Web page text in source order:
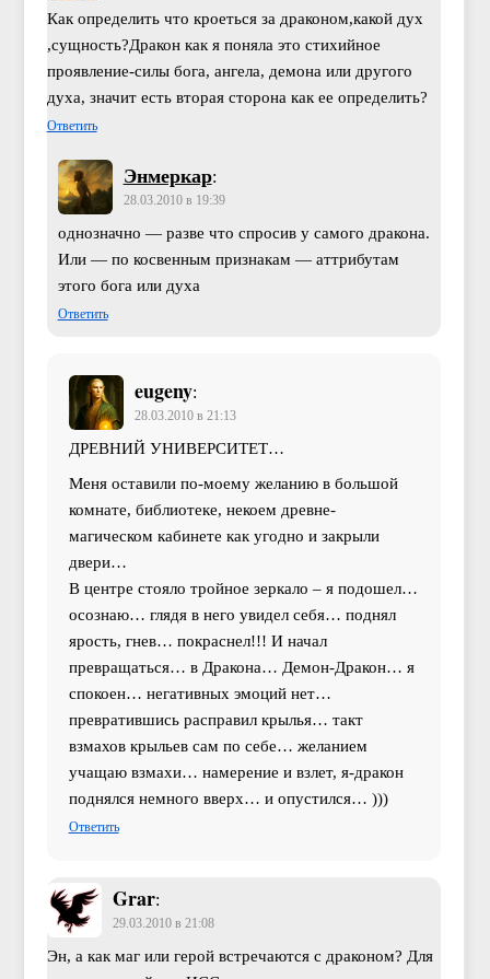
Как определить что кроеться за драконом,какой дух
,сущность?Дракон как я поняла это стихийное
проявление-силы бога, ангела, демона или другого
духа, значит есть вторая сторона как ее определить?
Ответить
Энмеркар:
28.03.2010 в 19:39
однозначно — разве что спросив у самого дракона.
Или — по косвенным признакам — аттрибутам
этого бога или духа
Ответить
eugeny:
28.03.2010 в 21:13
ДРЕВНИЙ УНИВЕРСИТЕТ…
Меня оставили по-моему желанию в большой
комнате, библиотеке, некоем древне-
магическом кабинете как угодно и закрыли
двери…
В центре стояло тройное зеркало – я подошел…
осознаю… глядя в него увидел себя… поднял
ярость, гнев… покраснел!!! И начал
превращаться… в Дракона… Демон-Дракон… я
спокоен… негативных эмоций нет…
превратившись расправил крылья… такт
взмахов крыльев сам по себе… желанием
учащаю взмахи… намерение и взлет, я-дракон
поднялся немного вверх… и опустился… )))
Ответить
Grar:
29.03.2010 в 21:08
Эн, а как маг или герой встречаются с драконом? Для